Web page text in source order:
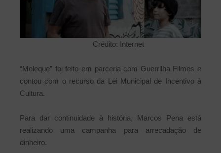
Crédito: Internet
“Moleque” foi feito em parceria com Guerrilha Filmes e
contou com o recurso da Lei Municipal de Incentivo à
Cultura.
Para dar continuidade à história, Marcos Pena está
realizando uma campanha para arrecadação de
dinheiro.